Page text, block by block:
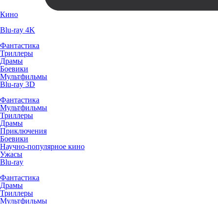
Кино
Blu-ray 4K
Фантастика
Триллеры
Драмы
Боевики
Мультфильмы
Blu-ray 3D
Фантастика
Мультфильмы
Триллеры
Драмы
Приключения
Боевики
Научно-популярное кино
Ужасы
Blu-ray
Фантастика
Драмы
Триллеры
Мультфильмы